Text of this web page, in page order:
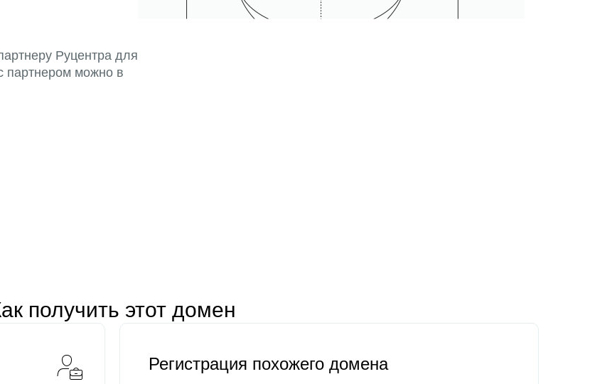
Руцентра для
партнером можно в
получить этот домен
Регистрация похожего домена